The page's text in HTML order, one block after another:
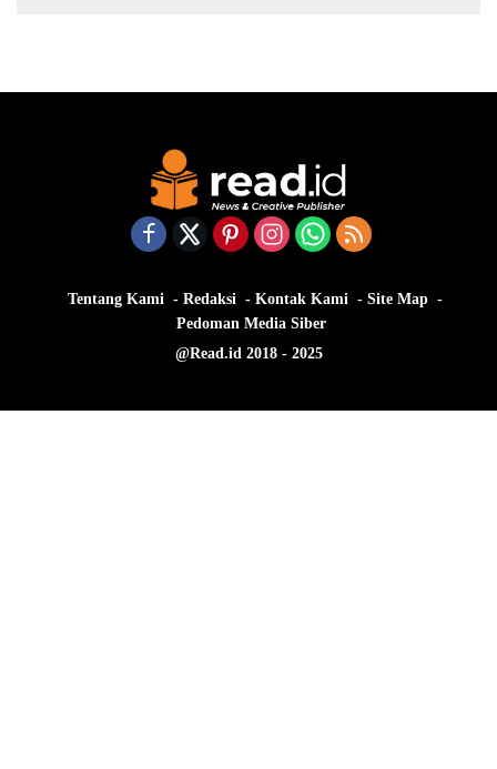
Tentang Kami Redaksi Kontak Kami
Site Map
Pedoman Media Siber
@Read.id 2018 - 2025